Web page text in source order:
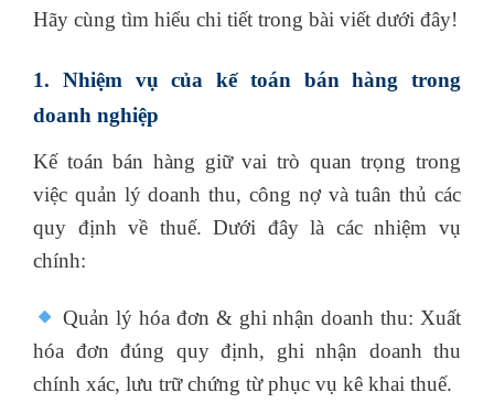
Hãy cùng tìm hiểu chi tiết trong bài viết dưới đây!
1. Nhiệm vụ của kế toán bán hàng trong
doanh nghiệp
Kế toán bán hàng giữ vai trò quan trọng trong
việc quản lý doanh thu, công nợ và tuân thủ các
quy định về thuế. Dưới đây là các nhiệm vụ
chính:
Quản lý hóa đơn & ghi nhận doanh thu: Xuất
hóa đơn đúng quy định, ghi nhận doanh thu
chính xác, lưu trữ chứng từ phục vụ kê khai thuế.